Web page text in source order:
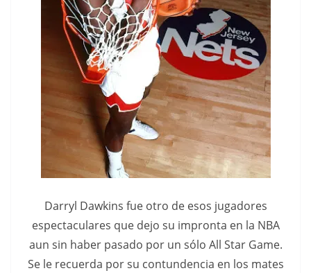
Darryl Dawkins fue otro de esos jugadores
espectaculares que dejo su impronta en la NBA
aun sin haber pasado por un sólo All Star Game.
Se le recuerda por su contundencia en los mates